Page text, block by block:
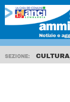
SEZIONE: